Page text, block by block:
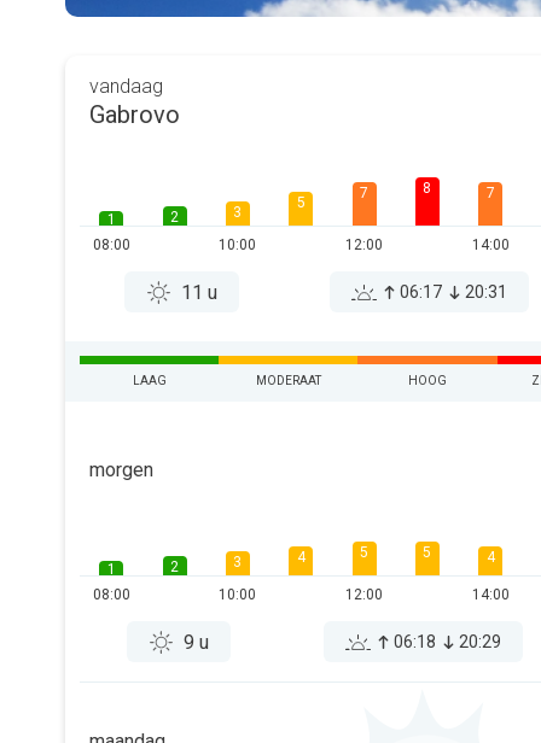
vandaag
Gabrovo
1
08:00
2
3
10:00
5
7
12:00
8 7
14:00
11 u 06:17 20:31
LAAG MODERAAT HOOG
morgen
1
08:00
2
3
10:00
4 5
12:00
5 4
14:00
9 u 06:18 20:29